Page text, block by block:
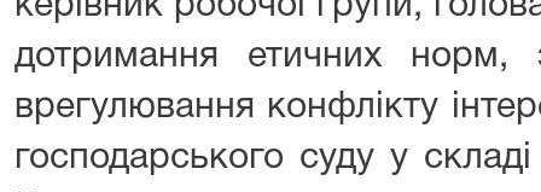
керівник робочої групи,
дотримання етичних норм,
врегулювання конфлікту
господарського суду у